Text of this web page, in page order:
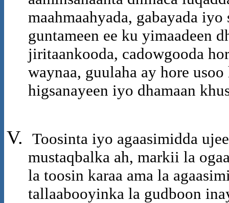
maahmaahyada, gabayada
guntameen ee ku yimaadeen
jiritaankooda, cadowgooda
waynaa, guulaha ay hore
higsanayeen iyo dhamaan
Toosinta iyo agaasimidda
mustaqbalka ah, markii la
la toosin karaa ama la
tallaabooyinka la gudboon